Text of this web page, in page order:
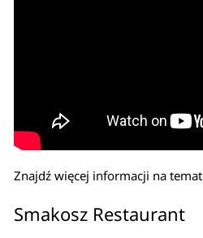
Znajdź więcej informacji na temat
Smakosz Restaurant